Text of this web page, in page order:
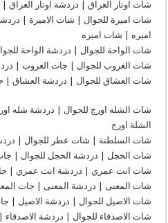
شات اوتار العراق | دردشة اوتار العراق |
شات اميرة للجوال | شات الاميرة |
اميره | شات اميره
شات الواحة للجوال | دردشة الواحة
شات الغروب للجوال | جات الغروب |
شات العشاق للجوال | دردشة العشاق |
شات الشله اورج للجوال | دردشة شله
الشلة اورج
شات السلطنة | شات عطر للجوال |
شات الخجل | دردشة الخجل للجوال |
شات انت عمري | دردشة انت عمري |
شات المعنى | دردشة المعنى | جات
شات الاصيل للجوال | دردشة الاصيل |
شات الاصدقاء للجوال | دردشة الاصدقاء